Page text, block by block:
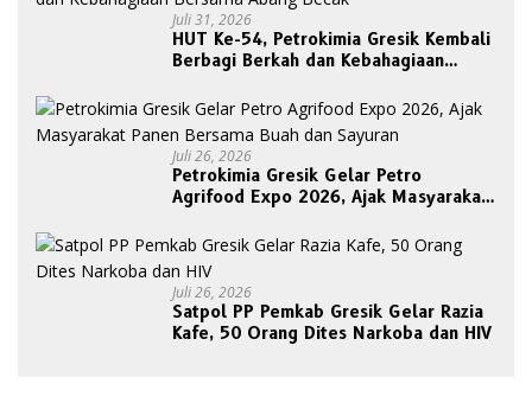
Juli 31, 2026
HUT Ke-54, Petrokimia Gresik Kembali
Berbagi Berkah dan Kebahagiaan
Juli 26, 2026
Petrokimia Gresik Gelar Petro
Agrifood Expo 2026, Ajak Masyarakat
Juli 26, 2026
Satpol PP Pemkab Gresik Gelar Razia
Kafe, 50 Orang Dites Narkoba dan HIV